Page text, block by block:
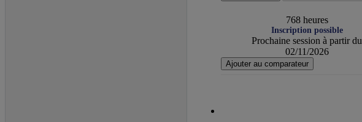
768 heures
Inscription possible
Prochaine session à partir du
02/11/2026
Ajouter au comparateur